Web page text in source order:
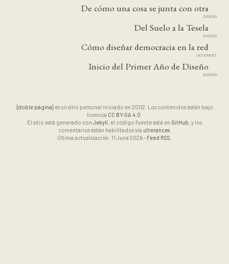
De cómo una cosa se junta con otra
DISEÑO
Del Suelo a la Tesela
DISEÑO
Cómo diseñar democracia en la red
INTERNET
Inicio del Primer Año de Diseño
DISEÑO
{doble página}es un sitio personal iniciado en 2002. Los contenidos están bajo
licencia CC BY-SA 4.0
El sitio está generado con Jekyll, el código fuente está en GitHub, y los
comentarios están habilitados vía utterances.
Última actualización: 11 June 2026 - Feed RSS